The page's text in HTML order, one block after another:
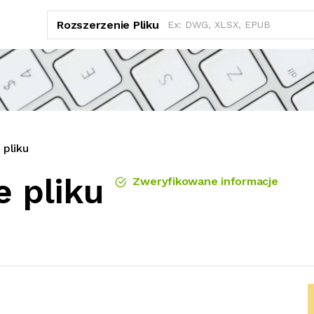
Rozszerzenie Pliku
pliku
pliku Zweryfikowane informacje